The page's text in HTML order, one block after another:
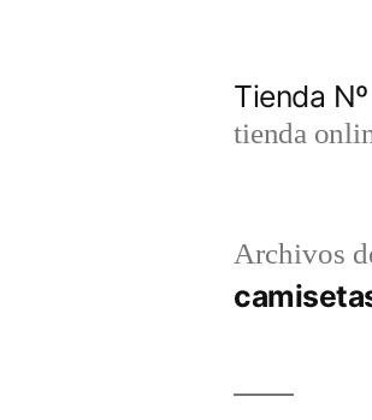
Tienda
tienda
Archivos